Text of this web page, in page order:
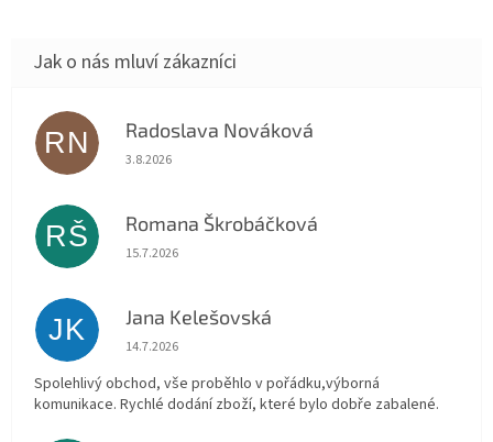
RN Radoslava Nováková
Hodnocení obchodu je 5 z 5 hvězdiček.
3.8.2026
RŠ Romana Škrobáčková
Hodnocení obchodu je 5 z 5 hvězdiček.
15.7.2026
JK Jana Kelešovská
Hodnocení obchodu je 5 z 5 hvězdiček.
14.7.2026
Spolehlivý obchod, vše proběhlo v pořádku,výborná
komunikace. Rychlé dodání zboží, které bylo dobře zabalené.